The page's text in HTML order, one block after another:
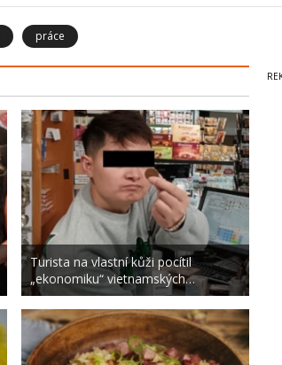
práce
Turista na vlastní kůži pocítil
„ekonomiku“ vietnamských…